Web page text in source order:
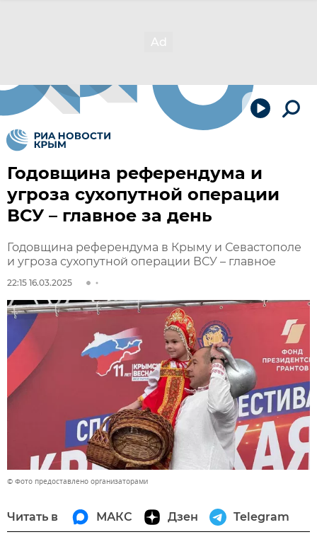
Годовщина референдума и
угроза сухопутной операции
ВСУ – главное за день
Годовщина референдума в Крыму и Севастополе
и угроза сухопутной операции ВСУ – главное
22:15 16.03.2025
© Фото предоставлено организаторами
Читать в МАКС Дзен Telegram